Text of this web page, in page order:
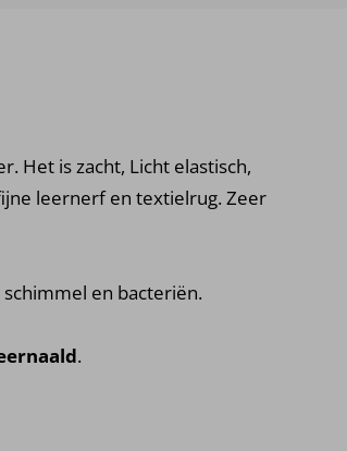
Het is zacht, Licht elastisch,
leernerf en textielrug. Zeer
en bacteriën.
.